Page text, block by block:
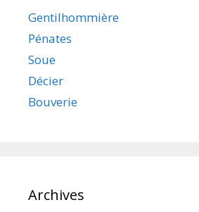
Gentilhommière
Pénates
Soue
Décier
Bouverie
Archives